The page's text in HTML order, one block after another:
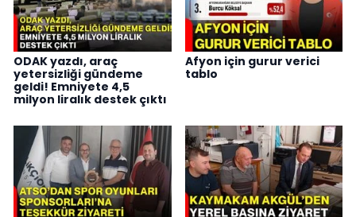
ODAK yazdı, araç
yetersizliği gündeme
geldi! Emniyete 4,5
milyon liralık destek çıktı
Afyon için gurur verici
tablo